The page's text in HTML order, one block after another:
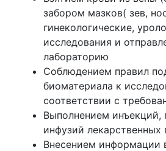
забором мазков( зев,
гинекологические,
исследования и
лабораторию
Соблюдением правил
биоматериала к
соответствии с
Выполнением инъекций,
инфузий лекарственных
Внесением информации